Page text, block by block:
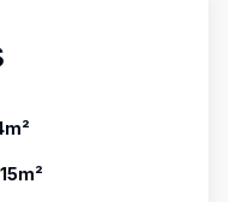
m²
m²